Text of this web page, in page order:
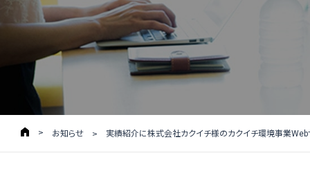
お知らせ 実績紹介に株式会社カクイチ様のカクイチ環境事業Web